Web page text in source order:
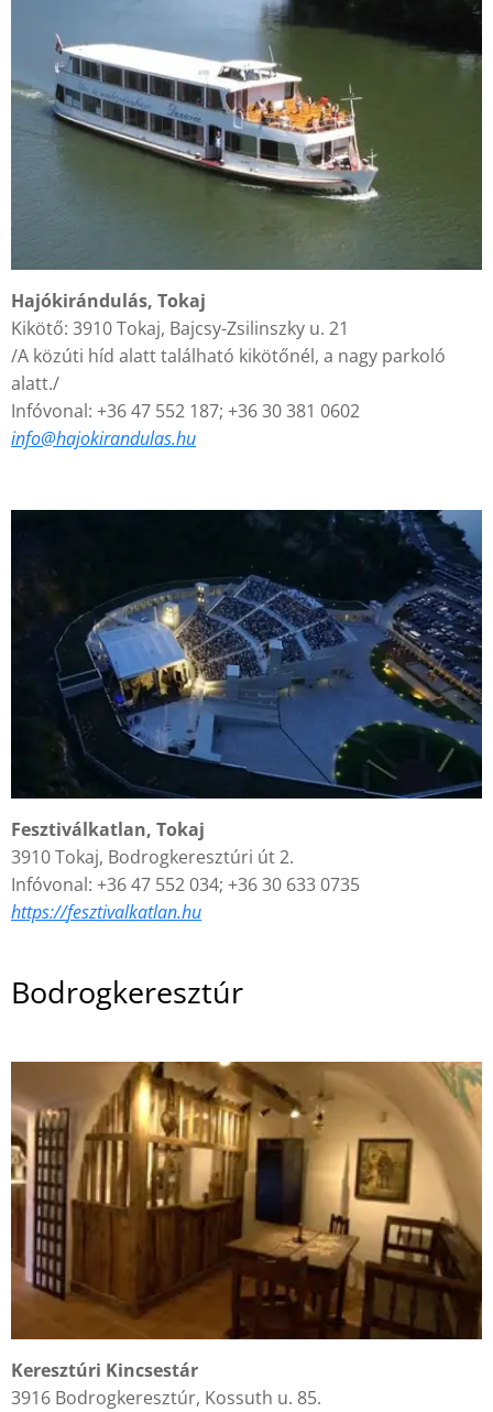
Hajókirándulás, Tokaj
Kikötő: 3910 Tokaj, Bajcsy-Zsilinszky u. 21
/A közúti híd alatt található kikötőnél, a nagy parkoló
alatt./
Infóvonal: +36 47 552 187; +36 30 381 0602
info@hajokirandulas.hu
Fesztiválkatlan, Tokaj
3910 Tokaj, Bodrogkeresztúri út 2.
Infóvonal: +36 47 552 034; +36 30 633 0735
https://fesztivalkatlan.hu
Bodrogkeresztúr
Keresztúri Kincsestár
3916 Bodrogkeresztúr, Kossuth u. 85.